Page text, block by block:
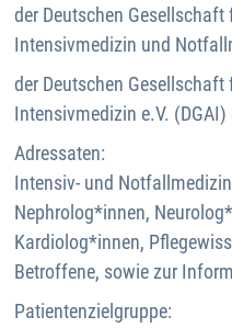
der Deutschen
Intensivmedizin und
der Deutschen
Intensivmedizin e.V. (DGAI)
Adressaten:
Intensiv- und
Nephrolog*innen,
Kardiolog*innen,
Betroffene, sowie zur
Patientenzielgruppe: